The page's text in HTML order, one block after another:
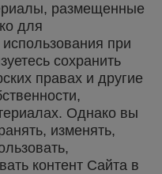
размещенные
для
при
сохранить
правах и другие
Однако вы
изменять,
контент Сайта в